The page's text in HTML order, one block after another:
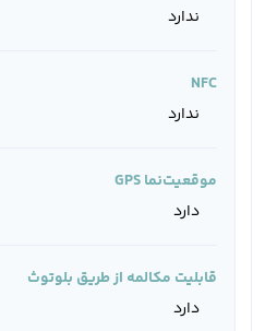
ندارد
NFC
ندارد
موقعیت‌نما GPS
دارد
قابلیت مکالمه از طریق بلوتوث
دارد